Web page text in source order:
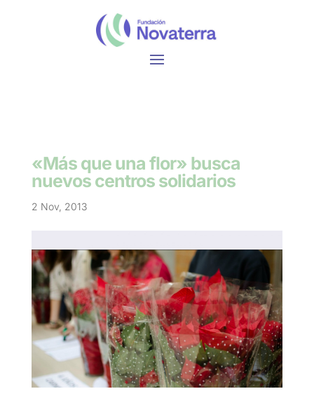
«Más que una flor» busca
nuevos centros solidarios
2 Nov, 2013